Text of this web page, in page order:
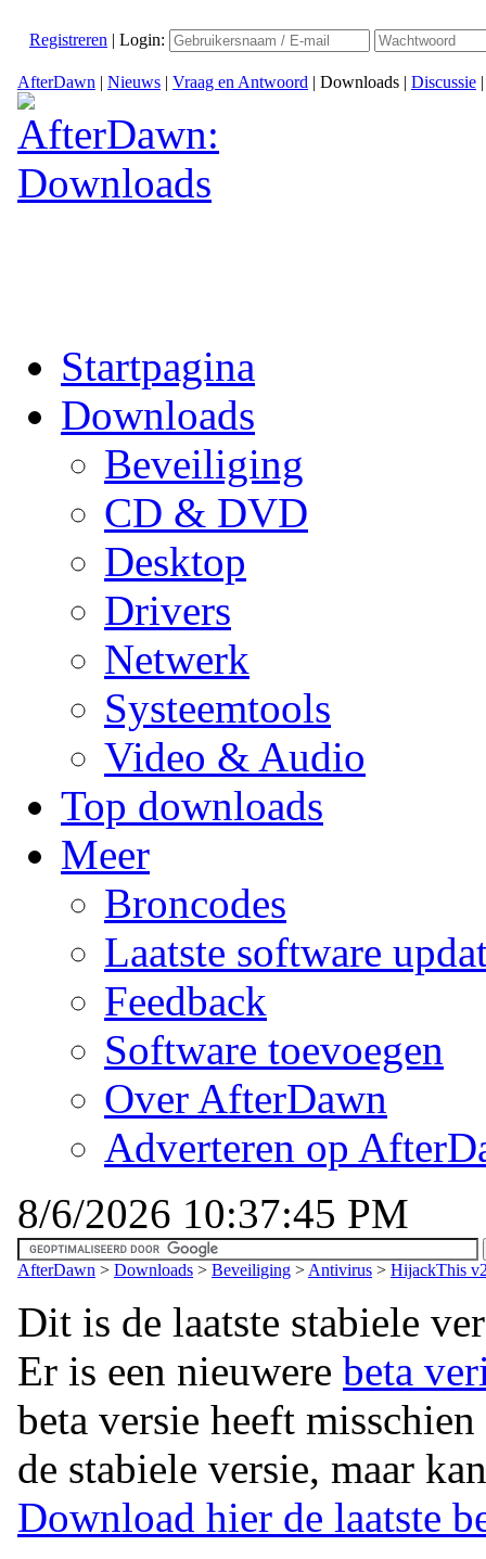
Registreren | Login:
AfterDawn | Nieuws | Vraag en Antwoord | Downloads | Discussie
Startpagina
Downloads
Beveiliging
CD & DVD
Desktop
Drivers
Netwerk
Systeemtools
Video & Audio
Top downloads
Meer
Broncodes
Laatste software
Feedback
Software toevoegen
Over AfterDawn
Adverteren op
8/6/2026 10:37:45 PM
AfterDawn > Downloads > Beveiliging > Antivirus > HijackThis
Dit is de laatste stabiele
Er is een nieuwere beta
beta versie heeft
de stabiele versie, maar
Download hier de laatste